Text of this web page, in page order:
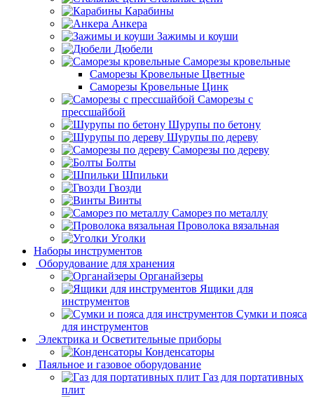
Карабины
Анкера
Зажимы и коуши
Дюбели
Саморезы кровельные
Саморезы Кровельные Цветные
Саморезы Кровельные Цинк
Саморезы с
прессшайбой
Шурупы по бетону
Шурупы по дереву
Саморезы по дереву
Болты
Шпильки
Гвозди
Винты
Саморез по металлу
Проволока вязальная
Уголки
Наборы инструментов
Оборудование для хранения
Органайзеры
Ящики для
инструментов
Сумки и пояса
для инструментов
Электрика и Осветительные приборы
Конденсаторы
Паяльное и газовое оборудование
Газ для портативных
плит